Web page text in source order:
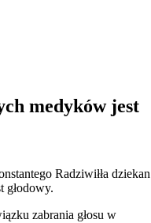
medyków jest
Radziwiłła dziekan
głodowy.
zabrania głosu w